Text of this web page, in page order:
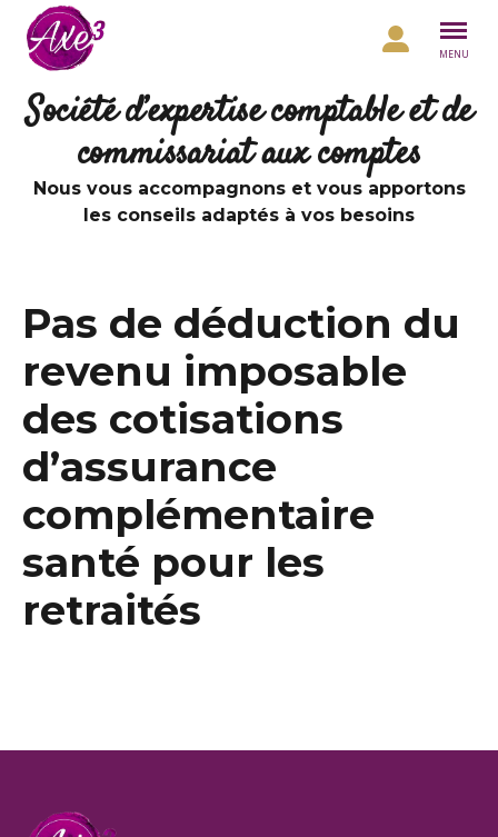
Aller au contenu
MENU
Société d’expertise comptable et de
commissariat aux comptes
Nous vous accompagnons et vous apportons
les conseils adaptés à vos besoins
Pas de déduction du
revenu imposable
des cotisations
d’assurance
complémentaire
santé pour les
retraités